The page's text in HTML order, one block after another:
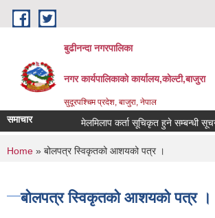
Skip to main content
बुढीनन्दा नगरपालिका
नगर कार्यपालिकाकाे कार्यालय,काेल्टी,बाजुरा
सुदूरपश्चिम प्रदेश, बाजुरा, नेपाल
समाचार मेलमिलाप कर्ता सूचिकृत हुने सम्बन्धी सूचना ।
You are here
Home » बोलपत्र स्विकृतको आशयको पत्र ।
बोलपत्र स्विकृतको आशयको पत्र ।